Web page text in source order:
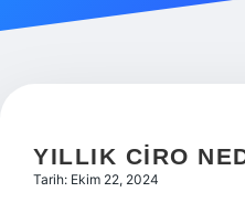
Hakkımızda
YILLIK CIRO
Tarih: Ekim 22, 2024